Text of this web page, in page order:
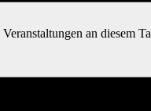
an diesem